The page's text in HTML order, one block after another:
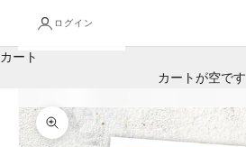
ログイン
カート
カートが空です
ズームイン